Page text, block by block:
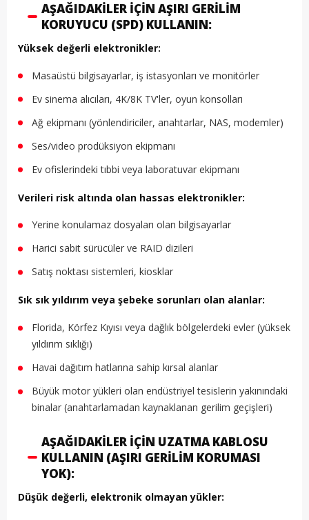
AŞAĞIDAKILER İÇIN AŞIRI GERILIM
KORUYUCU (SPD) KULLANIN:
Yüksek değerli elektronikler:
Masaüstü bilgisayarlar, iş istasyonları ve monitörler
Ev sinema alıcıları, 4K/8K TV'ler, oyun konsolları
Ağ ekipmanı (yönlendiriciler, anahtarlar, NAS, modemler)
Ses/video prodüksiyon ekipmanı
Ev ofislerindeki tıbbi veya laboratuvar ekipmanı
Verileri risk altında olan hassas elektronikler:
Yerine konulamaz dosyaları olan bilgisayarlar
Harici sabit sürücüler ve RAID dizileri
Satış noktası sistemleri, kiosklar
Sık sık yıldırım veya şebeke sorunları olan alanlar:
Florida, Körfez Kıyısı veya dağlık bölgelerdeki evler (yüksek
yıldırım sıklığı)
Havai dağıtım hatlarına sahip kırsal alanlar
Büyük motor yükleri olan endüstriyel tesislerin yakınındaki
binalar (anahtarlamadan kaynaklanan gerilim geçişleri)
AŞAĞIDAKILER İÇIN UZATMA KABLOSU
KULLANIN (AŞIRI GERILIM KORUMASI
YOK):
Düşük değerli, elektronik olmayan yükler: